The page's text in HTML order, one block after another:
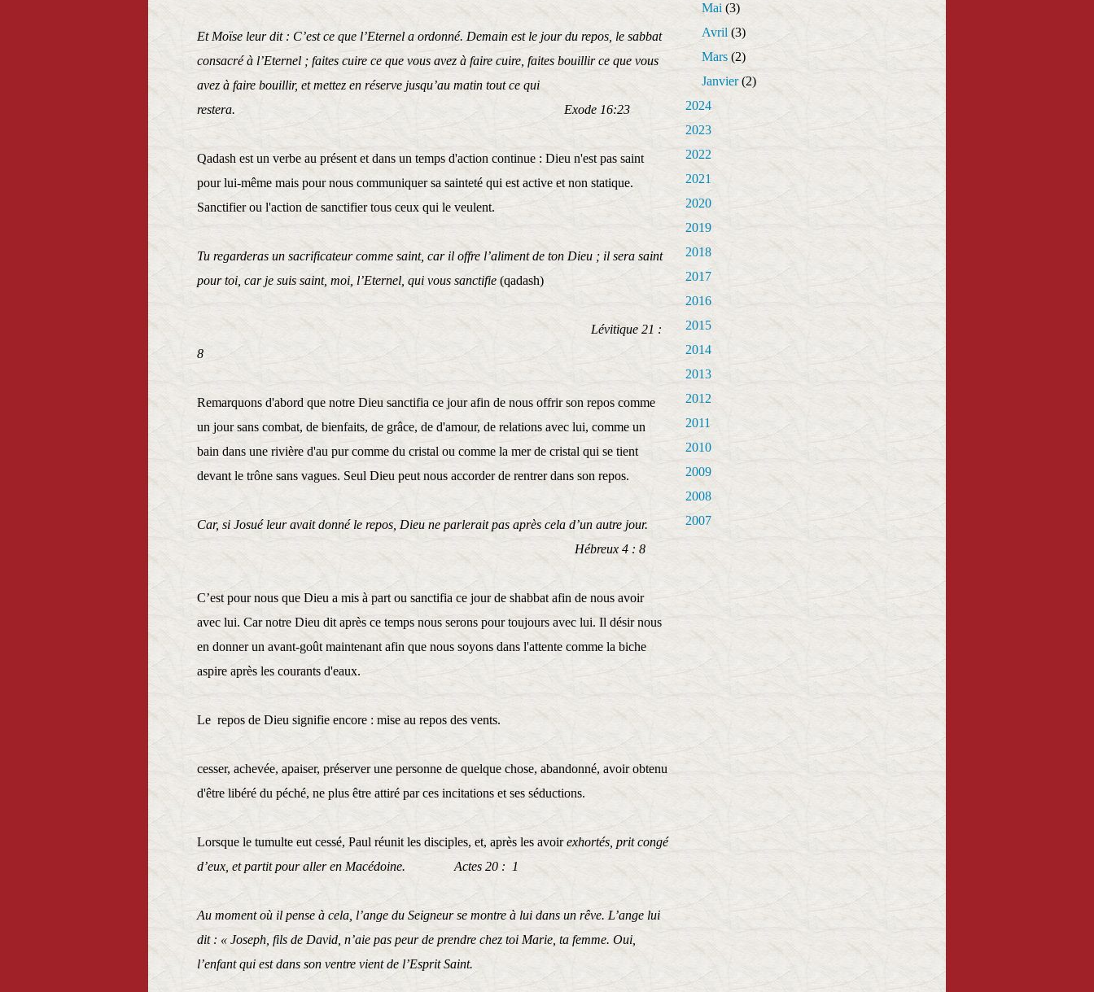
Et Moïse leur dit : C’est ce que l’Eternel a ordonné. Demain est le jour du repos, le sabbat
consacré à l’Eternel ; faites cuire ce que vous avez à faire cuire, faites bouillir ce que vous
avez à faire bouillir, et mettez en réserve jusqu’au matin tout ce qui
restera. Exode 16:23
Qadash est un verbe au présent et dans un temps d'action continue : Dieu n'est pas saint
pour lui-même mais pour nous communiquer sa sainteté qui est active et non statique.
Sanctifier ou l'action de sanctifier tous ceux qui le veulent.
Tu regarderas un sacrificateur comme saint, car il offre l’aliment de ton Dieu ; il sera saint
pour toi, car je suis saint, moi, l’Eternel, qui vous sanctifie (qadash)
Lévitique 21 :
8
Remarquons d'abord que notre Dieu sanctifia ce jour afin de nous offrir son repos comme
un jour sans combat, de bienfaits, de grâce, de d'amour, de relations avec lui, comme un
bain dans une rivière d'au pur comme du cristal ou comme la mer de cristal qui se tient
devant le trône sans vagues. Seul Dieu peut nous accorder de rentrer dans son repos.
Car, si Josué leur avait donné le repos, Dieu ne parlerait pas après cela d’un autre jour.
Hébreux 4 : 8
C’est pour nous que Dieu a mis à part ou sanctifia ce jour de shabbat afin de nous avoir
avec lui. Car notre Dieu dit après ce temps nous serons pour toujours avec lui. Il désir nous
en donner un avant-goût maintenant afin que nous soyons dans l'attente comme la biche
aspire après les courants d'eaux.
Le repos de Dieu signifie encore : mise au repos des vents.
cesser, achevée, apaiser, préserver une personne de quelque chose, abandonné, avoir obtenu
d'être libéré du péché, ne plus être attiré par ces incitations et ses séductions.
Lorsque le tumulte eut cessé, Paul réunit les disciples, et, après les avoirexhortés, prit congé
d’eux, et partit pour aller en Macédoine. Actes 20 : 1
Au moment où il pense à cela, l’ange du Seigneur se montre à lui dans un rêve. L’ange lui
dit : « Joseph, fils de David, n’aie pas peur de prendre chez toi Marie, ta femme. Oui,
l’enfant qui est dans son ventre vient de l’Esprit Saint.
Mai (3)
Avril (3)
Mars (2)
Janvier(2)
2024
2023
2022
2021
2020
2019
2018
2017
2016
2015
2014
2013
2012
2011
2010
2009
2008
2007